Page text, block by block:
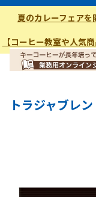
夏のカレーフェアを
【コーヒー教室や人気
トラジャブレ